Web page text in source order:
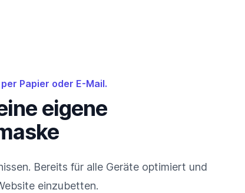
Papier oder E-Mail.
eigene
Bereits für alle Geräte optimiert und
einzubetten.